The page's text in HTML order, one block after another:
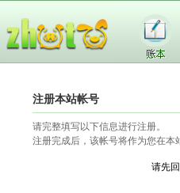
注册本站帐号
请完整填写以下信息进行注册。
注册完成后，该帐号将作为您在
请先